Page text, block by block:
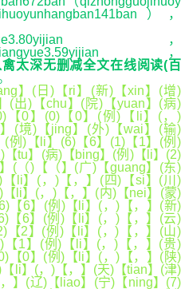
），
，
，
禽太深无删减全文在线阅读(百
(日)【ri】(新)【xin】(增)
(出)【chu】(院)【yuan】(病)
【0】(0)【0】(例)【li】(，)
(境)【jing】(外)【wai】(输)
(例)【li】(6)【6】(1)【1】(例)
【tu】(病)【bing】(例)【li】(2)
(（)【（】(广)【guang】(东)
【li】(，)【，】(四)【si】(川)
【li】(，)【，】(内)【nei】(蒙)
【6】(例)【li】(，)【，】(新)
【6】(例)【li】(，)【，】(云)
【2】(例)【li】(，)【，】(山)
【1】(例)【li】(，)【，】(贵)
【0】(例)【li】(，)【，】(陕)
li】(，)【，】(天)【tian】(津)
】(辽)【liao】(宁)【ning】(7)